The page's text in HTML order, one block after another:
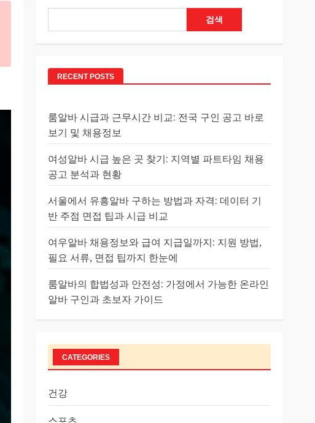
검색
RECENT POSTS
룸알바 시급과 근무시간 비교: 전국 구인 공고 바로
보기 및 채용정보
여성알바 시급 높은 곳 찾기: 지역별 파트타임 채용
공고 분석과 현황
서울에서 유흥알바 구하는 방법과 자격: 데이터 기
반 주점 면접 팁과 시급 비교
여우알바 채용정보와 급여 지급일까지: 지원 방법,
필요 서류, 면접 팁까지 한눈에
룸알바의 합법성과 안전성: 가정에서 가능한 온라인
알바 구인과 초보자 가이드
CATEGORIES
건강